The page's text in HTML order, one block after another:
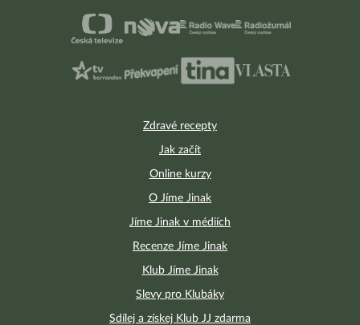
Zdravé recepty
Jak začít
Online kurzy
O Jíme Jinak
Jíme Jinak v médiích
Recenze Jíme Jinak
Klub Jíme Jinak
Slevy pro Klubáky
Sdílej a získej Klub JJ zdarma